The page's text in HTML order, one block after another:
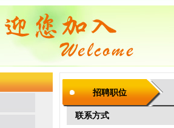
招聘职位
联系方式